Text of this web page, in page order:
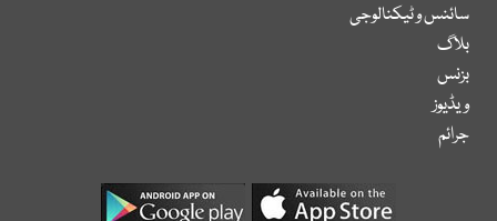
سائنس و ٹیکنالوجی
بلاگ
بزنس
ویڈیوز
جرائم